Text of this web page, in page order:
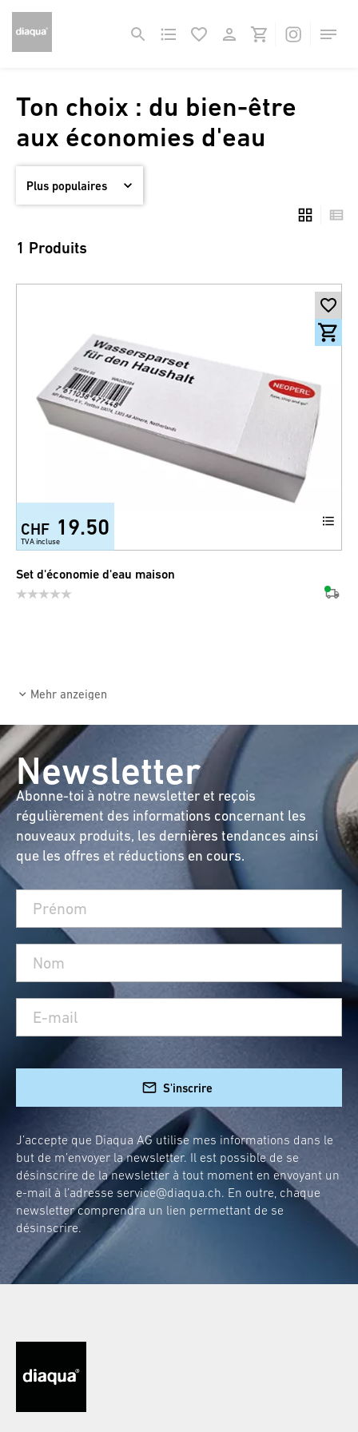
Ton choix : du bien-être
aux économies d'eau
1 Produits
CHF 19.50
TVA incluse
Set d'économie d'eau maison
Mehr anzeigen
Newsletter
Abonne-toi à notre newsletter et reçois
régulièrement des informations concernant les
nouveaux produits, les dernières tendances ainsi
que les offres et réductions en cours.
S'inscrire
J’accepte que Diaqua AG utilise mes informations dans le
but de m’envoyer la newsletter. Il est possible de se
désinscrire de la newsletter à tout moment en envoyant un
e-mail à l’adresse service@diaqua.ch. En outre, chaque
newsletter comprendra un lien permettant de se
désinscrire.